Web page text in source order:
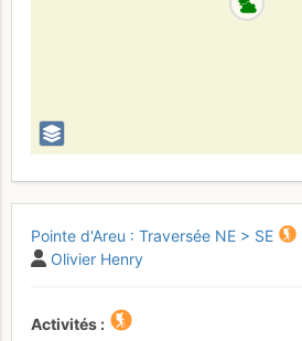
Pointe d'Areu : Traversée NE > SE
Olivier Henry
Activités